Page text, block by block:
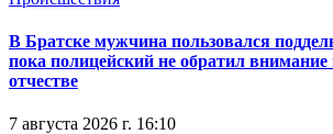
В Братске мужчина пользовался
пока полицейский не обратил внимание
отчестве
7 августа 2026 г. 16:10